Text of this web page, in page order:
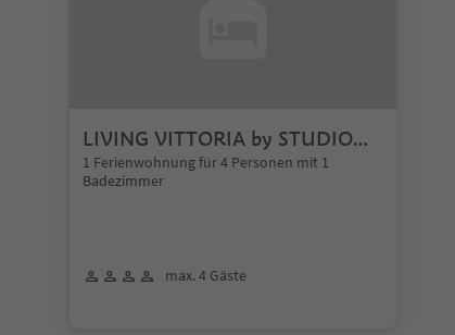
LIVING VITTORIA by STUDIO
BOLZANO
1 Ferienwohnung für 4 Personen mit 1
Badezimmer
max. 4 Gäste